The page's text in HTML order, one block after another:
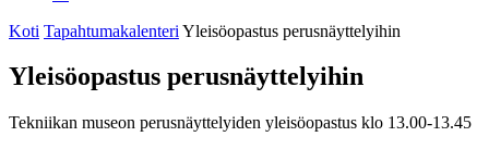
Koti Tapahtumakalenteri Yleisöopastus perusnäyttelyihin
Yleisöopastus perusnäyttelyihin
Tekniikan museon perusnäyttelyiden yleisöopastus klo 13.00-13.45